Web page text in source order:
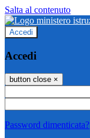
Salta al contenuto
Accedi
Accedi
button close ×
Password dimenticata?